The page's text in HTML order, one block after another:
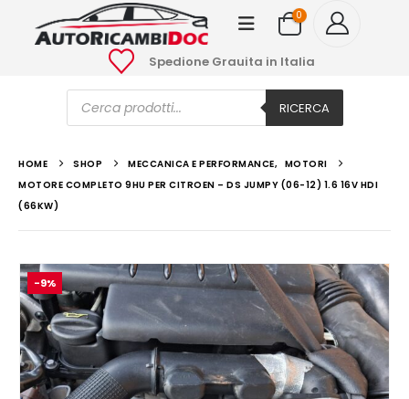
0
Spedione Grauita in Italia
Ricerca
prodotti RICERCA
HOME SHOP MECCANICA E PERFORMANCE, MOTORI
MOTORE COMPLETO 9HU PER CITROEN – DS JUMPY (06-12) 1.6 16V HDI
(66KW)
-9%